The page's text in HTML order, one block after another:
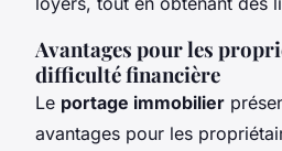
Avantages pour les
difficulté financière
Le portage immobilier
avantages pour les